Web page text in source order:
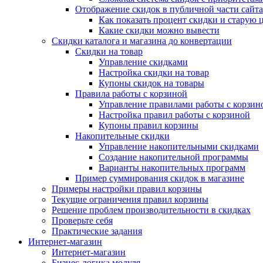
Отображение скидок в публичной части сайта
Как показать процент скидки и старую
Какие скидки можно вывести
Скидки каталога и магазина до конвертации
Скидки на товар
Управление скидками
Настройка скидки на товар
Купоны скидок на товары
Правила работы с корзиной
Управление правилами работы с
Настройка правил работы с корзиной
Купоны правил корзины
Накопительные скидки
Управление накопительными скидками
Создание накопительной программы
Варианты накопительных программ
Пример суммирования скидок в магазине
Примеры настройки правил корзины
Текущие ограничения правил корзины
Решение проблем производительности в скидках
Проверьте себя
Практические задания
Интернет-магазин
Интернет-магазин